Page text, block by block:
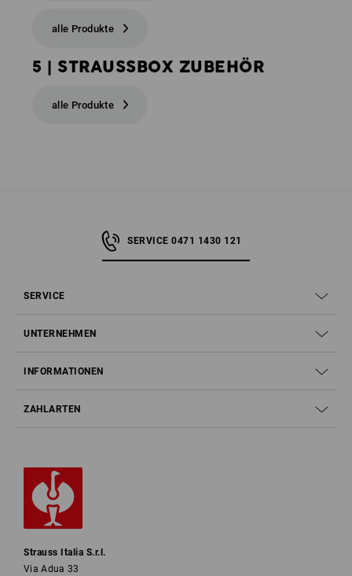
alle Produkte
5 | STRAUSSBOX ZUBEHÖR
alle Produkte
SERVICE 0471 1430 121
SERVICE
UNTERNEHMEN
INFORMATIONEN
ZAHLARTEN
Strauss Italia S.r.l.
Via Adua 33